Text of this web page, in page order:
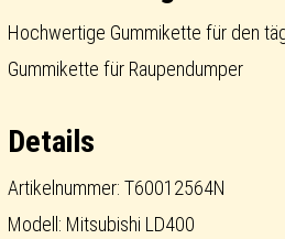
für
Raupendumper
Carrier
Menge
Hochwertige Gummikette für den
Gummikette für Raupendumper
Details
Artikelnummer: T60012564N
Modell: Mitsubishi LD400